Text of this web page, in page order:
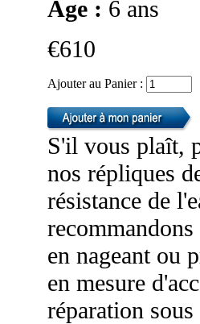
Âge : 6 ans
€610
Ajouter au Panier :
S'il vous plaît,
nos répliques
résistance de
en nageant ou
en mesure
réparation